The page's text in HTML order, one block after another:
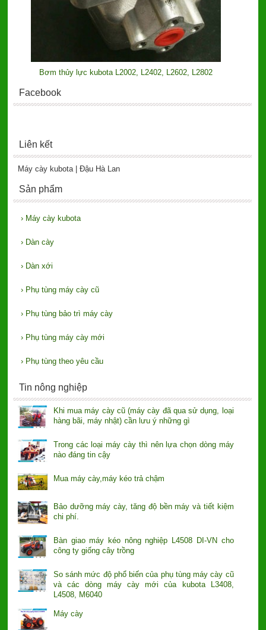
Bơm thủy lực kubota L2002, L2402, L2602, L2802
Facebook
Liên kết
Máy cày kubota | Đậu Hà Lan
Sản phẩm
› Máy cày kubota
› Dàn cày
› Dàn xới
› Phụ tùng máy cày cũ
› Phụ tùng bảo trì máy cày
› Phụ tùng máy cày mới
› Phụ tùng theo yêu cầu
Tin nông nghiệp
Khi mua máy cày cũ (máy cày đã qua sử dụng, loại
hàng bãi, máy nhật) cần lưu ý những gì
Trong các loại máy cày thì nên lựa chọn dòng máy
nào đáng tin cậy
Mua máy cày,máy kéo trả chậm
Bảo dưỡng máy cày, tăng độ bền máy và tiết kiệm
chi phí.
Bàn giao máy kéo nông nghiệp L4508 DI-VN cho
công ty giống cây trồng
So sánh mức độ phổ biến của phụ tùng máy cày cũ
và các dòng máy cày mới của kubota L3408,
L4508, M6040
Máy cày